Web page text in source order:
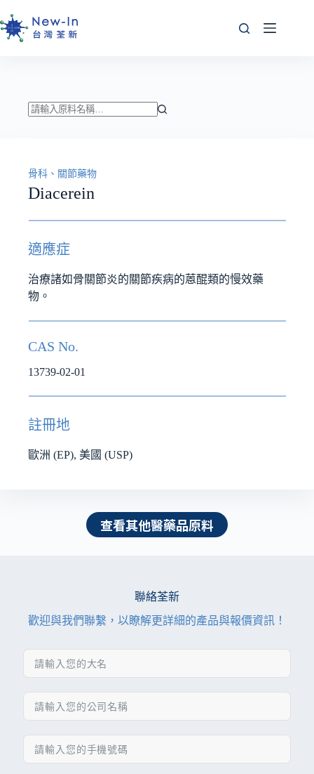
至
主
符
合
的
果
骨科、關節藥物
Diacerein
適應症
治療諸如骨關節炎的關節疾病的蒽醌類的慢效藥
物。
CAS No.
13739-02-01
註冊地
歐洲 (EP), 美國 (USP)
查看其他醫藥品原料
聯絡荃新
歡迎與我們聯繫，以瞭解更詳細的產品與報價資訊！